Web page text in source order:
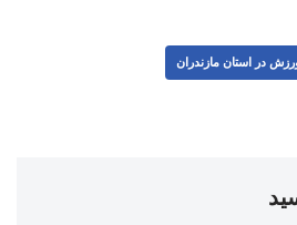
در استان مازندران